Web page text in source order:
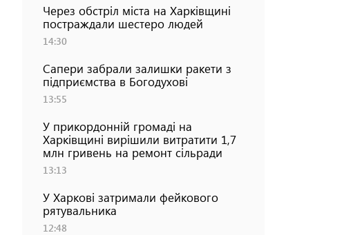
Через обстріл міста на Харківщині
постраждали шестеро людей
14:30
Сапери забрали залишки ракети з
підприємства в Богодухові
13:55
У прикордонній громаді на
Харківщині вирішили витратити 1,7
млн гривень на ремонт сільради
13:13
У Харкові затримали фейкового
рятувальника
12:48